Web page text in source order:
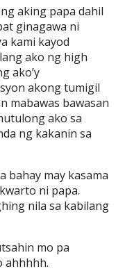
aking papa dahil
ginagawa ni
kami kayod
ako ng high
ako’y
akong tumigil
mabawas bawasan
ako sa
ng kakanin sa
bahay may kasama
ni papa.
nila sa kabilang
mo pa
ahhhhh.